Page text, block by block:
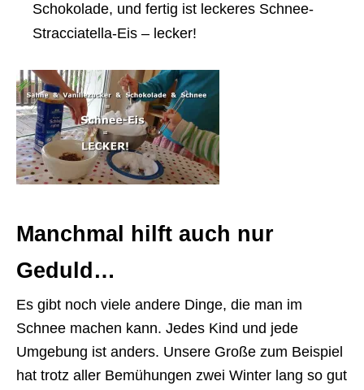
Schokolade, und fertig ist leckeres Schnee-
Stracciatella-Eis – lecker!
Manchmal hilft auch nur
Geduld…
Es gibt noch viele andere Dinge, die man im
Schnee machen kann. Jedes Kind und jede
Umgebung ist anders. Unsere Große zum Beispiel
hat trotz aller Bemühungen zwei Winter lang so gut